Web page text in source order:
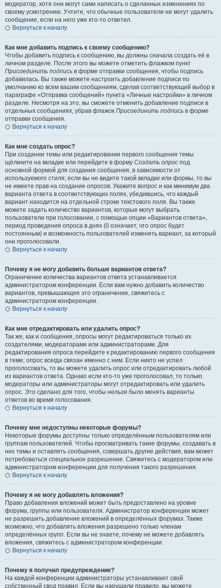
модератор, хотя они могут сами написать о сделанных изменениях по
своему усмотрению. Учтите, что обычные пользователи не могут удалить
сообщение, если на него уже кто-то ответил.
Вернуться к началу
Как мне добавить подпись к своему сообщению?
Чтобы добавить подпись к сообщению, вы должны сначала создать её в
личном разделе. После этого вы можете отметить флажком пункт
Присоединить подпись в форме отправки сообщения, чтобы подпись
добавилась. Вы также можете настроить добавление подписи по
умолчанию ко всем вашим сообщениям, сделав соответствующий выбор в
параграфе «Отправка сообщений» пункта «Личные настройки» в личном
разделе. Несмотря на это, вы сможете отменить добавление подписи в
отдельных сообщениях, убрав флажок Присоединить подпись в форме
отправки сообщения.
Вернуться к началу
Как мне создать опрос?
При создании темы или редактировании первого сообщения темы
щёлкните на вкладке или перейдите в форму Создать опрос под
основной формой для создания сообщения, в зависимости от
используемого стиля; если вы не видите такой вкладки или формы, то вы
не имеете прав на создание опросов. Укажите вопрос и как минимум два
варианта ответа в соответствующих полях, убедившись, что каждый
вариант находится на отдельной строке текстового поля. Вы также
можете задать количество вариантов, которые могут выбрать
пользователи при голосовании, с помощью опции «Вариантов ответа»,
период проведения опроса в днях (0 означает, что опрос будет
постоянным) и возможность пользователей изменять вариант, за который
они проголосовали.
Вернуться к началу
Почему я не могу добавить больше вариантов ответа?
Ограничение количества вариантов ответа устанавливается
администратором конференции. Если вам нужно добавить количество
вариантов, превышающее это ограничение, свяжитесь с
администратором конференции.
Вернуться к началу
Как мне отредактировать или удалить опрос?
Так же, как и сообщения, опросы могут редактироваться только их
создателями, модераторами или администраторами. Для
редактирования опроса перейдите к редактированию первого сообщения
в теме; опрос всегда связан именно с ним. Если никто не успел
проголосовать, то вы можете удалить опрос или отредактировать любой
из вариантов ответа. Однако если кто-то уже проголосовал, то только
модераторы или администраторы могут отредактировать или удалить
опрос. Это сделано для того, чтобы нельзя было менять варианты
ответов во время голосования.
Вернуться к началу
Почему мне недоступны некоторые форумы?
Некоторые форумы доступны только определённым пользователям или
группам пользователей. Чтобы просматривать такие форумы, создавать в
них темы и оставлять сообщения, совершать другие действия, вам может
потребоваться специальное разрешение. Свяжитесь с модератором или
администратором конференции для получения такого разрешения.
Вернуться к началу
Почему я не могу добавлять вложения?
Право добавления вложений может быть предоставлено на уровне
форума, группы или пользователя. Администратор конференции может
не разрешить добавление вложений в определённых форумах. Также
возможно, что добавлять вложения разрешено только членам
определённых групп. Если вы не знаете, почему не можете добавлять
вложения, свяжитесь с администратором конференции.
Вернуться к началу
Почему я получил предупреждение?
На каждой конференции администраторы устанавливают свой
собственный свод правил. Если вы нарушили правило, вы можете